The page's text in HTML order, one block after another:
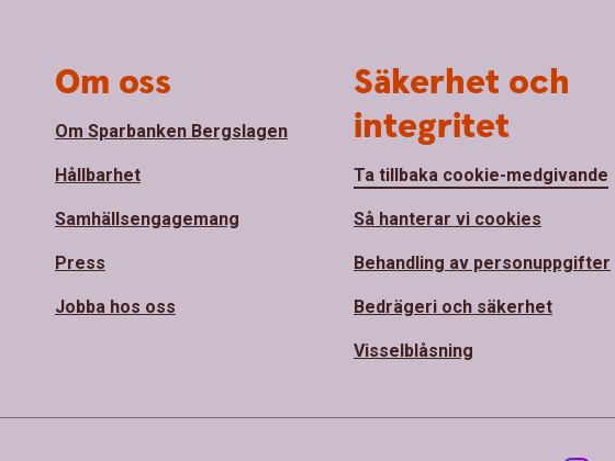
Om oss
Om Sparbanken Bergslagen
Hållbarhet
Samhällsengagemang
Press
Jobba hos oss
Säkerhet och
integritet
Ta tillbaka cookie-medgivande
Så hanterar vi cookies
Behandling av personuppgifter
Bedrägeri och säkerhet
Visselblåsning